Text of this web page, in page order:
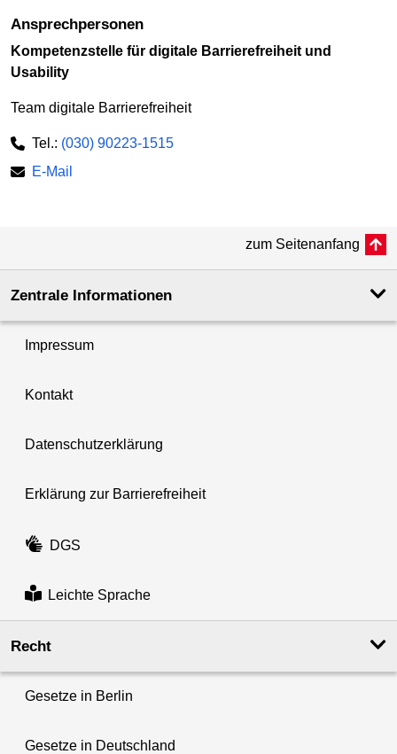
Ansprechpersonen
Kompetenzstelle für digitale Barrierefreiheit und
Usability
Team digitale Barrierefreiheit
Tel.: (030) 90223-1515
E-Mail
zum Seitenanfang
Zentrale Informationen
Impressum
Kontakt
Datenschutzerklärung
Erklärung zur Barrierefreiheit
DGS
Leichte Sprache
Recht
Gesetze in Berlin
Gesetze in Deutschland